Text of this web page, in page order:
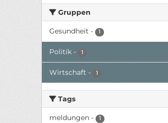
Gruppen
Gesundheit - 1
Politik - 1
Wirtschaft - 1
Tags
meldungen - 1